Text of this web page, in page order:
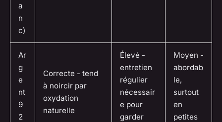
a
n
c)
Ar
g
e
nt
9
2
Correcte - tend
à noircir par
oxydation
naturelle
Élevé -
entretien
régulier
nécessair
e pour
garder
Moyen -
abordab
le,
surtout
en
petites